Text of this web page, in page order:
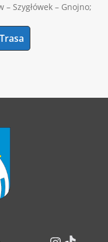
– Szygłówek – Gnojno;
Trasa